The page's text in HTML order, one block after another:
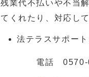
残業代不払いや不当
てくれたり、対応し
法テラスサポー
電話